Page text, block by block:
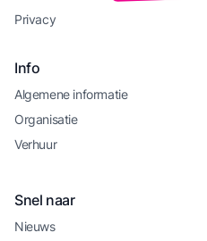
Privacy
Info
Algemene informatie
Organisatie
Verhuur
Snel naar
Nieuws